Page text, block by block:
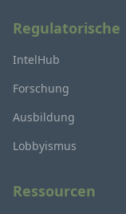
Regulatorische
IntelHub
Forschung
Ausbildung
Lobbyismus
Ressourcen